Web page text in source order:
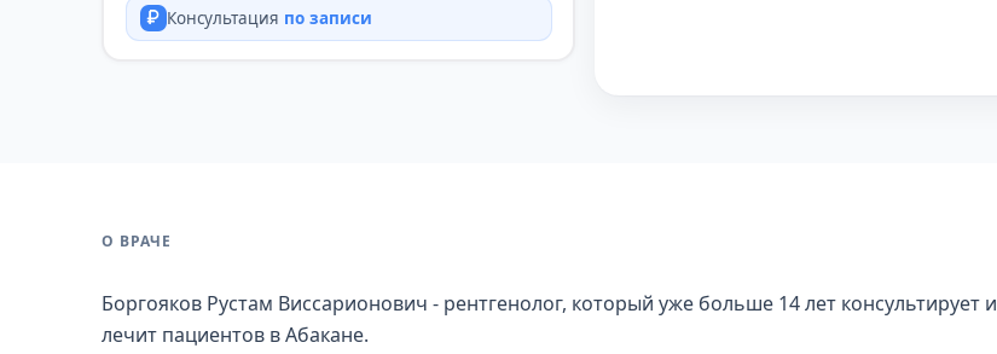
Консультация по записи
О ВРАЧЕ
Боргояков Рустам Виссарионович - рентгенолог, который уже больше 14 лет консультирует и
лечит пациентов в Абакане.